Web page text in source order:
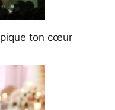
pique ton cœur